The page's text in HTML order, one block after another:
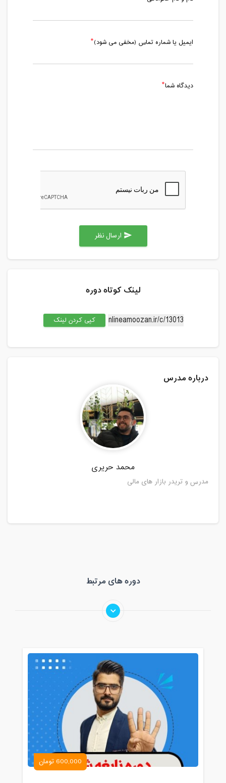
ایمیل یا شماره تماس (مخفی می شود)
دیدگاه شما
send
لینک کوتاه دوره
کپی کردن لینک
درباره مدرس
محمد حریری
مدرس و تریدر بازار های مالی
دوره های مرتبط
600,000 تومان